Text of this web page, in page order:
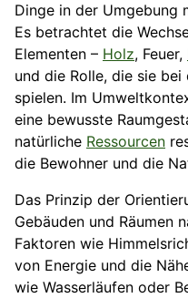
Dinge in der Umgebung
Es betrachtet die
Elementen – Holz, Feuer,
und die Rolle, die sie
spielen. Im
eine bewusste
natürliche Ressourcen
die Bewohner und die
Das Prinzip der
Gebäuden und Räumen
Faktoren wie
von Energie und die
wie Wasserläufen oder